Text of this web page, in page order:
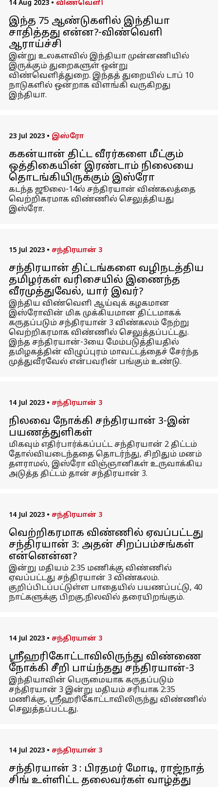
14 Aug 2023 • விண்வெளி
இந்த 75 ஆண்டுகளில் இந்தியா
சாதித்தது என்ன?-விண்வெளி
ஆராய்ச்சி
இன்று உலகளவில் இந்தியா முன்னணியில்
இருக்கும் துறைகளுள் ஒன்று
விண்வெளித்துறை. இந்தத் துறையில் டாப் 10
நாடுகளில் ஒன்றாக விளங்கி வருகிறது
இந்தியா.
23 Jul 2023 • இஸ்ரோ
ககன்யான் திட்ட வீரர்களை மீட்கும்
ஒத்திகையின் இரண்டாம் நிலையை
தொடங்கியிருக்கும் இஸ்ரோ
கடந்த ஜூலை-14ல் சந்திரயான் விண்கலத்தை
வெற்றிகரமாக விண்ணில் செலுத்தியது
இஸ்ரோ.
15 Jul 2023 • சந்திரயான் 3
சந்திரயான் திட்டங்களை வழிநடத்திய
தமிழர்கள் வரிசையில் இணைந்த
வீரமுத்துவேல், யார் இவர்?
இந்திய விண்வெளி ஆய்வுக் கழகமான
இஸ்ரோவின் மிக முக்கியமான திட்டமாகக்
கருதப்படும் சந்திரயான் 3 விண்கலம் நேற்று
வெற்றிகரமாக விண்ணில் செலுத்தப்பட்டது.
இந்த சந்திரயான்-3யை மேம்படுத்தியதில்
தமிழகத்தின் விழுப்புரம் மாவட்டத்தைச் சேர்ந்த
முத்துவீரவேல் என்பவரின் பங்கும் உண்டு.
14 Jul 2023 • சந்திரயான் 3
நிலவை நோக்கி சந்திரயான் 3-இன்
பயணத்துளிகள்
மிகவும் எதிர்பார்க்கப்பட்ட சந்திரயான் 2 திட்டம்
தோல்வியடைந்ததை தொடர்ந்து, சிறிதும் மனம்
தளராமல், இஸ்ரோ விஞ்ஞானிகள் உருவாக்கிய
அடுத்த திட்டம் தான் சந்திரயான் 3.
14 Jul 2023 • சந்திரயான் 3
வெற்றிகரமாக விண்ணில் ஏவப்பட்டது
சந்திரயான் 3: அதன் சிறப்பம்சங்கள்
என்னென்ன?
இன்று மதியம் 2:35 மணிக்கு விண்ணில்
ஏவப்பட்டது சந்திரயான் 3 விண்கலம்.
குறிப்பிடப்பட்டுள்ள பாதையில் பயணப்பட்டு, 40
நாட்களுக்கு பிறகு,நிலவில் தரையிறங்கும்.
14 Jul 2023 • சந்திரயான் 3
ஸ்ரீஹரிகோட்டாவிலிருந்து விண்ணை
நோக்கி சீறி பாய்ந்தது சந்திரயான்-3
இந்தியாவின் பெருமையாக கருதப்படும்
சந்திரயான் 3 இன்று மதியம் சரியாக 2:35
மணிக்கு, ஸ்ரீஹரிகோட்டாவிலிருந்து விண்ணில்
செலுத்தப்பட்டது.
14 Jul 2023 • சந்திரயான் 3
சந்திரயான் 3 : பிரதமர் மோடி, ராஜ்நாத்
சிங் உள்ளிட்ட தலைவர்கள் வாழ்த்து